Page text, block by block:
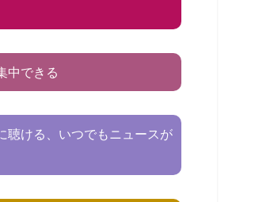
中できる
聴ける、いつでもニュースが